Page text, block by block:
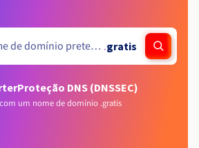
.gratis
Proteção DNS (DNSSEC)
um nome de domínio .gratis